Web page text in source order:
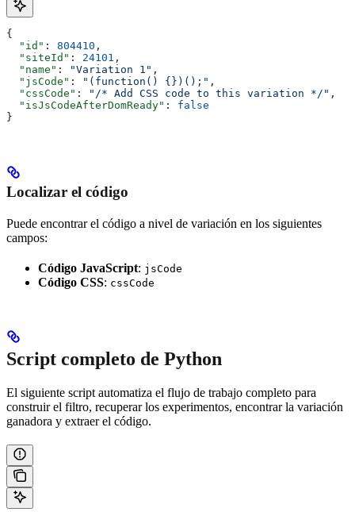
{
  "id"
: 804410 ,
  "siteId"
: 24101 ,
  "name"
: "Variation 1" ,
  "jsCode"
: "(function() {})();" ,
  "cssCode"
: "/* Add CSS code to this variation */" ,
  "isJsCodeAfterDomReady"
: false
}
Localizar el código
Puede encontrar el código a nivel de variación en los siguientes
campos:
Código JavaScript: jsCode
Código CSS: cssCode
Script completo de Python
El siguiente script automatiza el flujo de trabajo completo para
construir el filtro, recuperar los experimentos, encontrar la variación
ganadora y extraer el código.